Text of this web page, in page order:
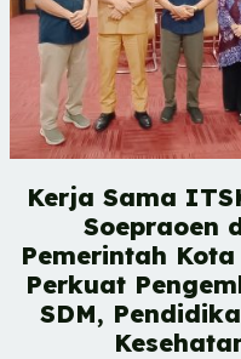
Kerja Sama
Soepraoen
Pemerintah
Perkuat
SDM,